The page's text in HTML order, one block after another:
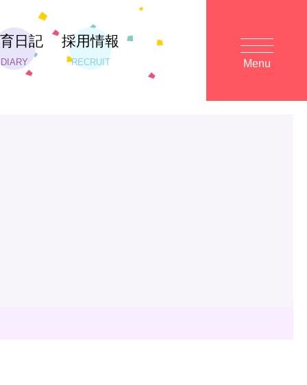
日記
DIARY
採用情報
RECRUIT Menu